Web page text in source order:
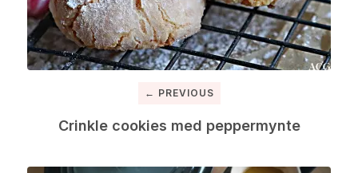
← PREVIOUS
Crinkle cookies med peppermynte